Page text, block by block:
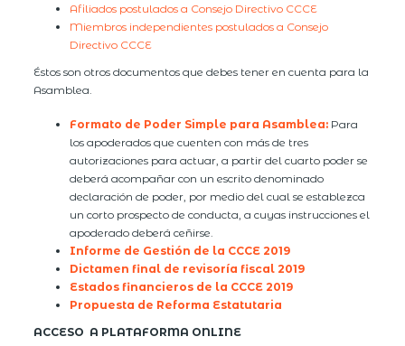
Afiliados postulados a Consejo Directivo CCCE
Miembros independientes postulados a Consejo
Directivo CCCE
Éstos son otros documentos que debes tener en cuenta para la
Asamblea.
Formato de Poder Simple para Asamblea: Para
los apoderados que cuenten con más de tres
autorizaciones para actuar, a partir del cuarto poder se
deberá acompañar con un escrito denominado
declaración de poder, por medio del cual se establezca
un corto prospecto de conducta, a cuyas instrucciones el
apoderado deberá ceñirse.
Informe de Gestión de la CCCE 2019
Dictamen final de revisoría fiscal 2019
Estados financieros de la CCCE 2019
Propuesta de Reforma Estatutaria
ACCESO A PLATAFORMA ONLINE